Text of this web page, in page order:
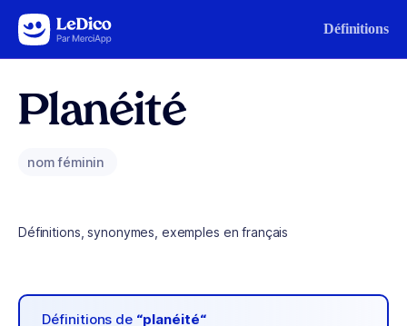
Aller au contenu Définitions
Planéité
nom féminin
Définitions, synonymes, exemples en français
Définitions de “planéité“